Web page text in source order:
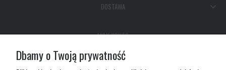
DOSTAWA
MOJE KONTO
GWARANCJA I ZWROTY
Dbamy o Twoją prywatność